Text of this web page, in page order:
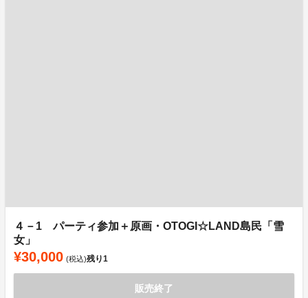
４－1 パーティ参加＋原画・OTOGI☆LAND島民「雪
女」
¥30,000 (税込)残り1
販売終了